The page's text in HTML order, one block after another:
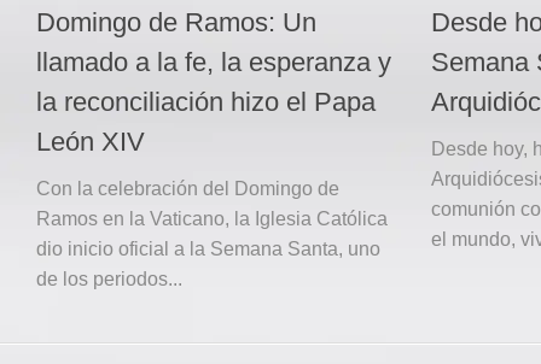
Internacional
OPINIÓN
Contactenos
facebook
Twitter
Instagram
Registro ISSN: 2711-3299
Domingo de Ramos: Un
llamado a la fe, la esperanza y
la reconciliación hizo el Papa
León XIV
Con la celebración del Domingo de
Ramos en la Vaticano, la Iglesia Católica
dio inicio oficial a la Semana Santa, uno
de los periodos...
Desde
Semana
Desde hoy,
comunión
el mundo,